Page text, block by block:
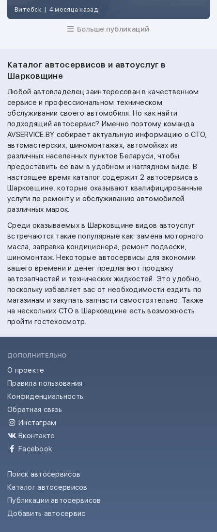
Витебск | 4 месяца назад
Больше публикаций
Каталог автосервисов и автоуслуг в
Шарковщине
Любой автовладелец заинтересован в качественном
сервисе и профессиональном техническом
обслуживании своего автомобиля. Но как найти
подходящий автосервис? Именно поэтому команда
AVSERVICE.BY собирает актуальную информацию о СТО,
автомастерских, шиномонтажах, автомойках из
различных населенных пунктов Беларуси, чтобы
предоставить ее вам в удобном и наглядном виде. В
настоящее время каталог содержит 2 автосервиса в
Шарковщине, которые оказывают квалифицированные
услуги по ремонту и обслуживанию автомобилей
различных марок.
Среди оказываемых в Шарковщине видов автоуслуг
встречаются такие популярные как: замена моторного
масла, заправка кондиционера, ремонт подвески,
шиномонтаж. Некоторые автосервисы для экономии
вашего времени и денег предлагают продажу
автозапчастей и технических жидкостей. Это удобно,
поскольку избавляет вас от необходимости ездить по
магазинам и закупать запчасти самостоятельно. Также
на нескольких СТО в Шарковщине есть возможность
пройти гостехосмотр.
ДОПОЛНИТЕЛЬНО
О проекте
Правила пользования
Конфиденциальность
Обратная связь
Инстаграм
Вконтакте
Facebook
Поиск автосервисов
Каталог автосервисов
Публикации автосервисов
Добавить автосервис